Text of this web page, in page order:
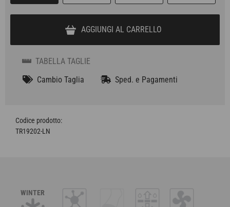
AGGIUNGI AL CARRELLO
TABELLA TAGLIE
Cambio Taglia
Sped. e Pagamenti
TR19202-LN
WINTER